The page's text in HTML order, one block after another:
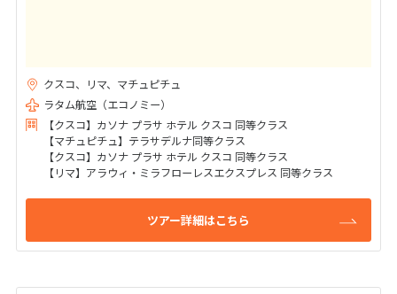
クスコ、リマ、マチュピチュ
ラタム航空（エコノミー）
【クスコ】カソナ プラサ ホテル クスコ 同等クラス
【マチュピチュ】テラサデルナ同等クラス
【クスコ】カソナ プラサ ホテル クスコ 同等クラス
【リマ】アラウィ・ミラフローレスエクスプレス 同等クラス
ツアー詳細はこちら